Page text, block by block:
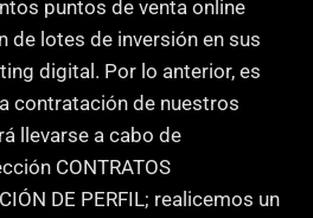
puntos de venta online
de lotes de inversión en sus
digital. Por lo anterior, es
contratación de nuestros
llevarse a cabo de
CONTRATOS
DE PERFIL; realicemos un